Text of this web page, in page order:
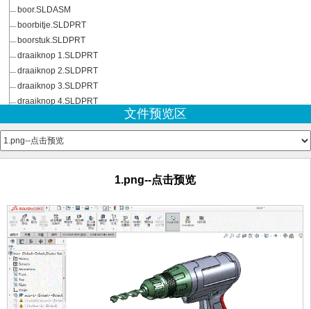
boor.SLDASM
boorbitje.SLDPRT
boorstuk.SLDPRT
draaiknop 1.SLDPRT
draaiknop 2.SLDPRT
draaiknop 3.SLDPRT
draaiknop 4.SLDPRT
linkerkant.SLDPRT
rechterkant.SLDPRT
文件预览区
1.png--点击预览